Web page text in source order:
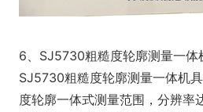
6、SJ5730粗糙度轮廓测量一体
SJ5730粗糙度轮廓测量一体机
度轮廓一体式测量范围，分辨率